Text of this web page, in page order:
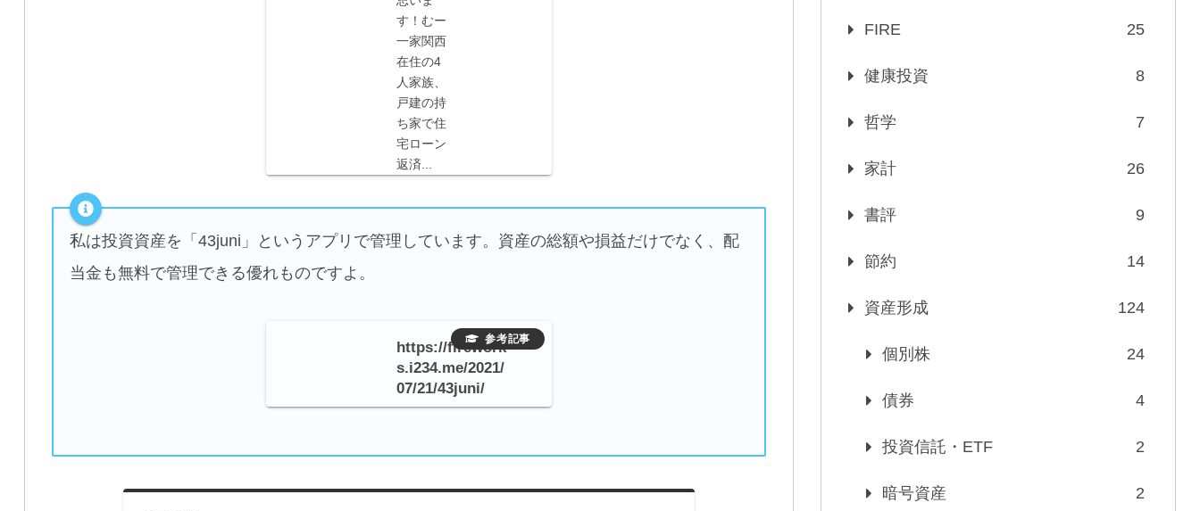
す！むー
一家関西
在住の4
人家族、
戸建の持
ち家で住
宅ローン
返済...
私は投資資産を「43juni」というアプリで管理しています。資産の総額や損益だけでなく、配
当金も無料で管理できる優れものですよ。
https://firework
s.i234.me/2021/
07/21/43juni/
FIRE 25
健康投資 8
哲学 7
家計 26
書評 9
節約 14
資産形成 124
個別株 24
債券 4
投資信託・ETF 2
暗号資産 2